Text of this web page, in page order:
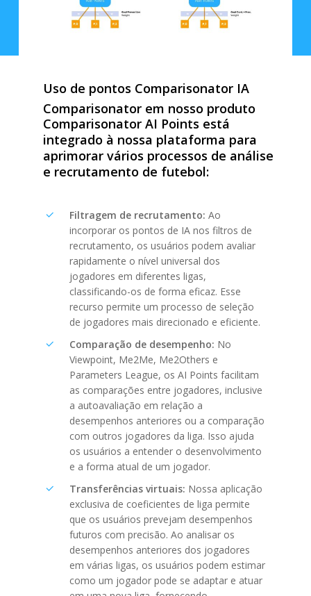
Uso de pontos Comparisonator IA
Comparisonator em nosso produto
Comparisonator AI Points está
integrado à nossa plataforma para
aprimorar vários processos de análise
e recrutamento de futebol:
Filtragem de recrutamento: Ao
incorporar os pontos de IA nos filtros de
recrutamento, os usuários podem avaliar
rapidamente o nível universal dos
jogadores em diferentes ligas,
classificando-os de forma eficaz. Esse
recurso permite um processo de seleção
de jogadores mais direcionado e eficiente.
Comparação de desempenho: No
Viewpoint, Me2Me, Me2Others e
Parameters League, os AI Points facilitam
as comparações entre jogadores, inclusive
a autoavaliação em relação a
desempenhos anteriores ou a comparação
com outros jogadores da liga. Isso ajuda
os usuários a entender o desenvolvimento
e a forma atual de um jogador.
Transferências virtuais: Nossa aplicação
exclusiva de coeficientes de liga permite
que os usuários prevejam desempenhos
futuros com precisão. Ao analisar os
desempenhos anteriores dos jogadores
em várias ligas, os usuários podem estimar
como um jogador pode se adaptar e atuar